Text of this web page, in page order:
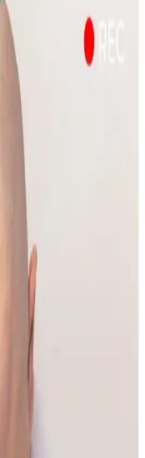
sıklığı ve nemlendirme
Yaşlanma ve Cilt
bazı kullanıcılar
Tedavi etkileri,
İçin Temel
fotoğraflarda
ve dudak
makyaj
ve Etkili Çözümleri
nedenleri
faktörler olabilir.
yönetilebilir.
Ürünler ve
ve göz yapısına